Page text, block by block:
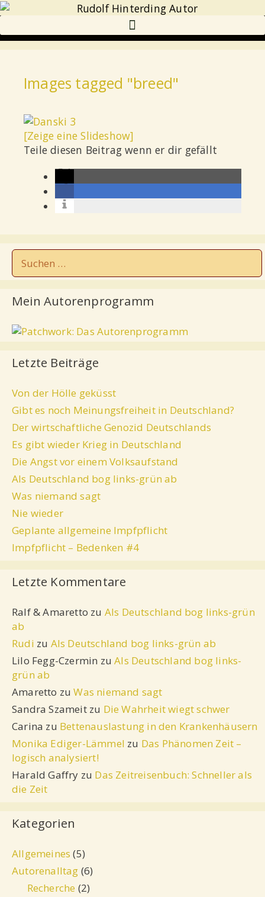
Images tagged "breed"
[Zeige eine Slideshow]
Teile diesen Beitrag wenn er dir gefällt
Mein Autorenprogramm
Letzte Beiträge
Von der Hölle geküsst
Gibt es noch Meinungsfreiheit in Deutschland?
Der wirtschaftliche Genozid Deutschlands
Es gibt wieder Krieg in Deutschland
Die Angst vor einem Volksaufstand
Als Deutschland bog links-grün ab
Was niemand sagt
Nie wieder
Geplante allgemeine Impfpflicht
Impfpflicht – Bedenken #4
Letzte Kommentare
Ralf & Amaretto zu Als Deutschland bog links-grün
ab
Rudi zu Als Deutschland bog links-grün ab
Lilo Fegg-Czermin zuAls Deutschland bog links-
grün ab
Amaretto zuWas niemand sagt
Sandra Szameitzu Die Wahrheit wiegt schwer
Carina zu Bettenauslastung in den Krankenhäusern
Monika Ediger-Lämmel zu Das Phänomen Zeit –
logisch analysiert!
Harald Gaffry zu Das Zeitreisenbuch: Schneller als
die Zeit
Kategorien
Allgemeines (5)
Autorenalltag (6)
Recherche (2)